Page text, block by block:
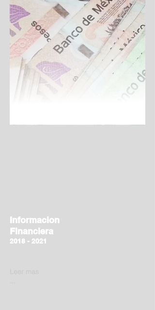
Informacion
Financiera
2018 - 2021